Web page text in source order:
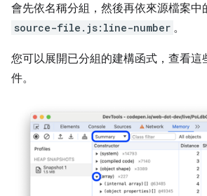
會先依名稱分組，然後再依來源檔案中
source-file.js:line-number 。
您可以展開已分組的建構函式，查看這
件。